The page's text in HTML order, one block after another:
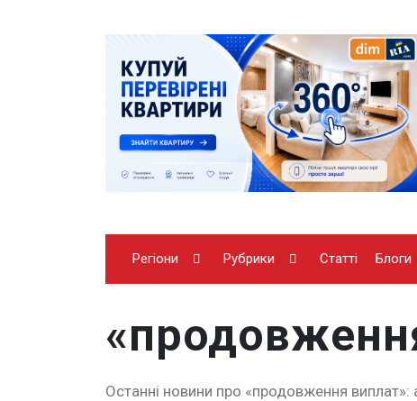
Регіони Рубрики Статті Блоги
Останні новини про «продовження виплат»: